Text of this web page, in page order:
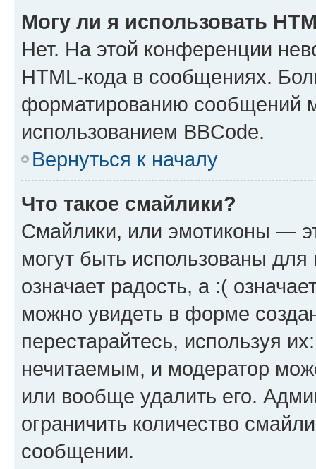
Могу ли я использовать
Нет. На этой конференции
HTML-кода в сообщениях.
форматированию сообщений
использованием BBCode.
Вернуться к началу
Что такое смайлики?
Смайлики, или эмотиконы —
могут быть использованы
означает радость, а :(
можно увидеть в форме
перестарайтесь, используя
нечитаемым, и модератор
или вообще удалить его.
ограничить количество
сообщении.